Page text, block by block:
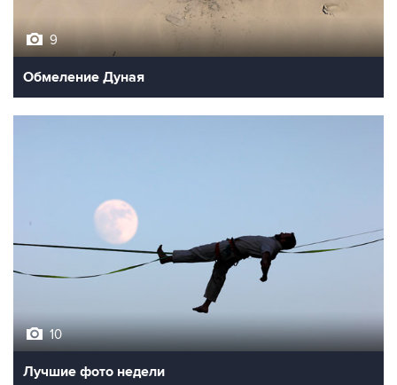
9
Обмеление Дуная
10
Лучшие фото недели